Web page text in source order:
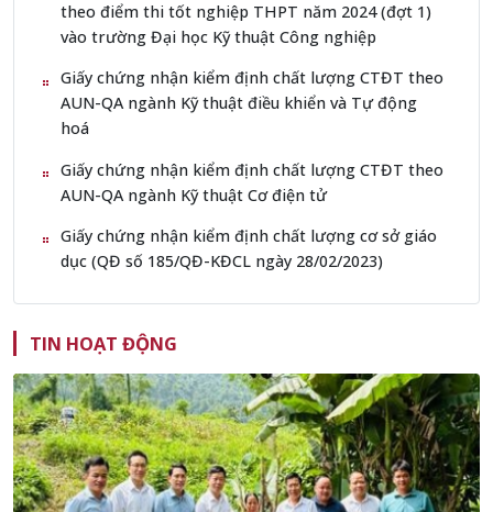
theo điểm thi tốt nghiệp THPT năm 2024 (đợt 1)
vào trường Đại học Kỹ thuật Công nghiệp
Giấy chứng nhận kiểm định chất lượng CTĐT theo
AUN-QA ngành Kỹ thuật điều khiển và Tự động
hoá
Giấy chứng nhận kiểm định chất lượng CTĐT theo
AUN-QA ngành Kỹ thuật Cơ điện tử
Giấy chứng nhận kiểm định chất lượng cơ sở giáo
dục (QĐ số 185/QĐ-KĐCL ngày 28/02/2023)
TIN HOẠT ĐỘNG